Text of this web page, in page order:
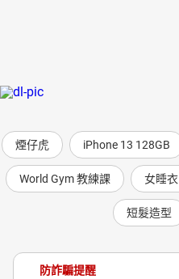
煙仔虎 iPhone 13 128GB
World Gym 教練課 女睡衣
短髮造型
防詐騙提醒